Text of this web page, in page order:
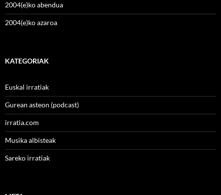
2004(e)ko abendua
2004(e)ko azaroa
KATEGORIAK
Euskal irratiak
Gurean asteon (podcast)
irratia.com
Musika albisteak
Sareko irratiak